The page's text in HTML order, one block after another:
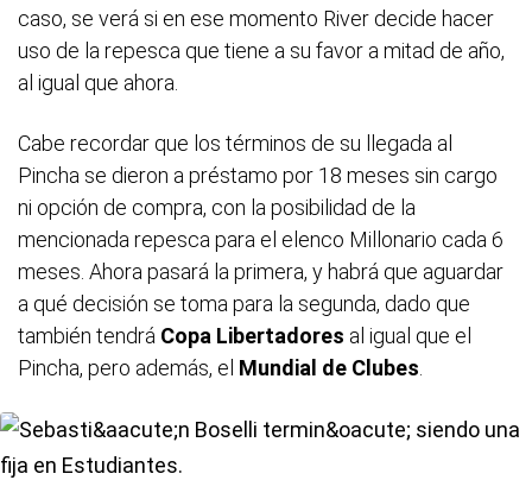
caso, se verá si en ese momento River decide hacer
uso de la repesca que tiene a su favor a mitad de año,
al igual que ahora.
Cabe recordar que los términos de su llegada al
Pincha se dieron a préstamo por 18 meses sin cargo
ni opción de compra, con la posibilidad de la
mencionada repesca para el elenco Millonario cada 6
meses. Ahora pasará la primera, y habrá que aguardar
a qué decisión se toma para la segunda, dado que
también tendrá Copa Libertadores al igual que el
Pincha, pero además, el Mundial de Clubes